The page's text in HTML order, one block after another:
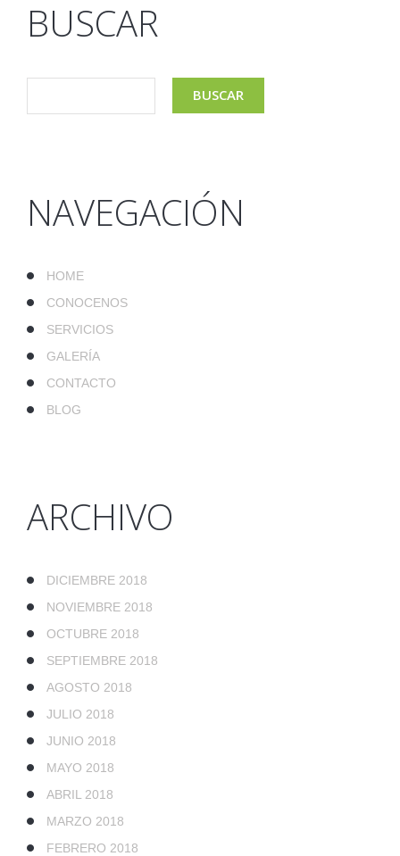
BUSCAR
NAVEGACIÓN
HOME
CONOCENOS
SERVICIOS
GALERÍA
CONTACTO
BLOG
ARCHIVO
DICIEMBRE 2018
NOVIEMBRE 2018
OCTUBRE 2018
SEPTIEMBRE 2018
AGOSTO 2018
JULIO 2018
JUNIO 2018
MAYO 2018
ABRIL 2018
MARZO 2018
FEBRERO 2018